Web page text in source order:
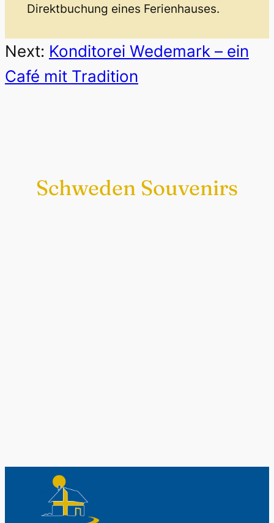
Direktbuchung eines Ferienhauses.
Next: Konditorei Wedemark – ein
Café mit Tradition
Schweden Souvenirs